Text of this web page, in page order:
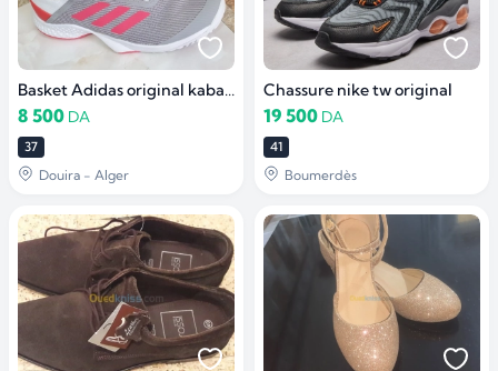
Basket Adidas original kaba pour femme
8 500 DA
37
Douira - Alger
Chassure nike tw original
19 500 DA
41
Boumerdès